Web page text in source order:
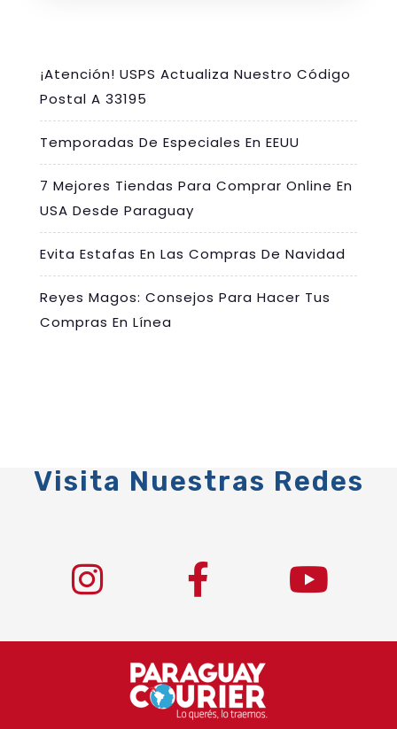
¡Atención! USPS Actualiza Nuestro Código
Postal A 33195
Temporadas De Especiales En EEUU
7 Mejores Tiendas Para Comprar Online En
USA Desde Paraguay
Evita Estafas En Las Compras De Navidad
Reyes Magos: Consejos Para Hacer Tus
Compras En Línea
Visita Nuestras Redes